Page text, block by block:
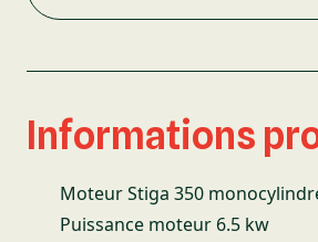
Informations
Moteur Stiga 350
Puissance moteur 6.5 kw